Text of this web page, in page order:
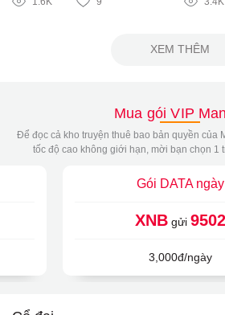
XEM THÊM
Mua gói VIP
Để đọc cả kho truyện thuê bao bản quyền của
tốc độ cao không giới hạn, mời bạn chọn 1
Gói DATA ngày
XNBgửi 9502
3,000đ/ngày